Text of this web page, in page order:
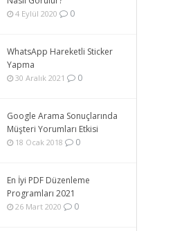
4 Eylül 2020 0
WhatsApp Hareketli Sticker
Yapma
30 Aralık 2021 0
Google Arama Sonuçlarında
Müşteri Yorumları Etkisi
18 Ocak 2018 0
En İyi PDF Düzenleme
Programları 2021
26 Mart 2020 0